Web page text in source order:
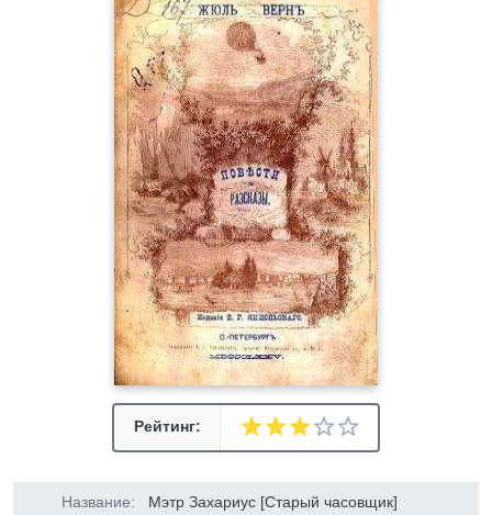
Рейтинг:
Название: Мэтр Захариус [Старый часовщик]